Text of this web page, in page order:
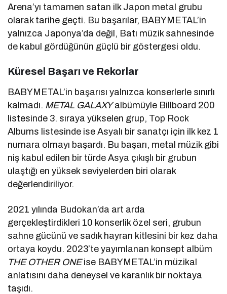
Arena’yı tamamen satan ilk Japon metal grubu
olarak tarihe geçti. Bu başarılar, BABYMETAL’in
yalnızca Japonya’da değil, Batı müzik sahnesinde
de kabul gördüğünün güçlü bir göstergesi oldu.
Küresel Başarı ve Rekorlar
BABYMETAL’in başarısı yalnızca konserlerle sınırlı
kalmadı. METAL GALAXYalbümüyle Billboard 200
listesinde 3. sıraya yükselen grup, Top Rock
Albums listesinde ise Asyalı bir sanatçı için ilk kez 1
numara olmayı başardı. Bu başarı, metal müzik gibi
niş kabul edilen bir türde Asya çıkışlı bir grubun
ulaştığı en yüksek seviyelerden biri olarak
değerlendiriliyor.
2021 yılında Budokan’da art arda
gerçekleştirdikleri 10 konserlik özel seri, grubun
sahne gücünü ve sadık hayran kitlesini bir kez daha
ortaya koydu. 2023’te yayımlanan konsept albüm
THE OTHER ONEise BABYMETAL’in müzikal
anlatısını daha deneysel ve karanlık bir noktaya
taşıdı.